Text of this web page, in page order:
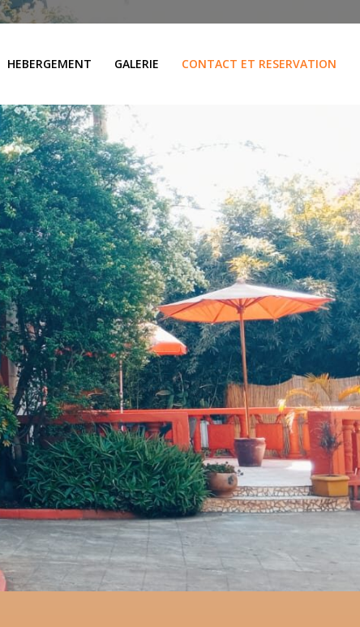
HEBERGEMENT GALERIE CONTACT ET RESERVATION